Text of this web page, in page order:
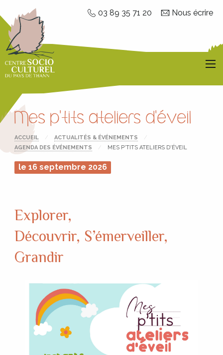
Aller directement à la navigation
Aller directement au contenu
03 89 35 71 20 Nous écrire
Mes p'tits ateliers d'éveil
ACCUEIL
ACTUALITÉS & ÉVÉNEMENTS
AGENDA DES ÉVÉNEMENTS
CURRENT:
MES P'TITS ATELIERS D'ÉVEIL
le 16 septembre 2026
Explorer,
Découvrir, S’émerveiller,
Grandir